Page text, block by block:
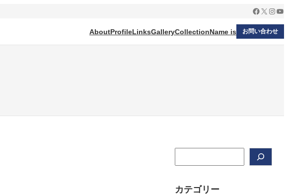
Facebook
X
AboutProfileLinksGalleryCollectionName is お問い合わせ
カテゴリー